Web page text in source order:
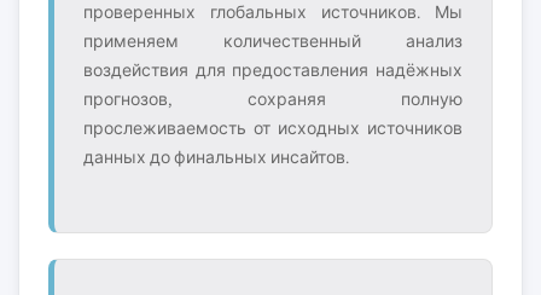
проверенных глобальных источников. Мы
применяем количественный анализ
воздействия для предоставления надёжных
прогнозов, сохраняя полную
прослеживаемость от исходных источников
данных до финальных инсайтов.